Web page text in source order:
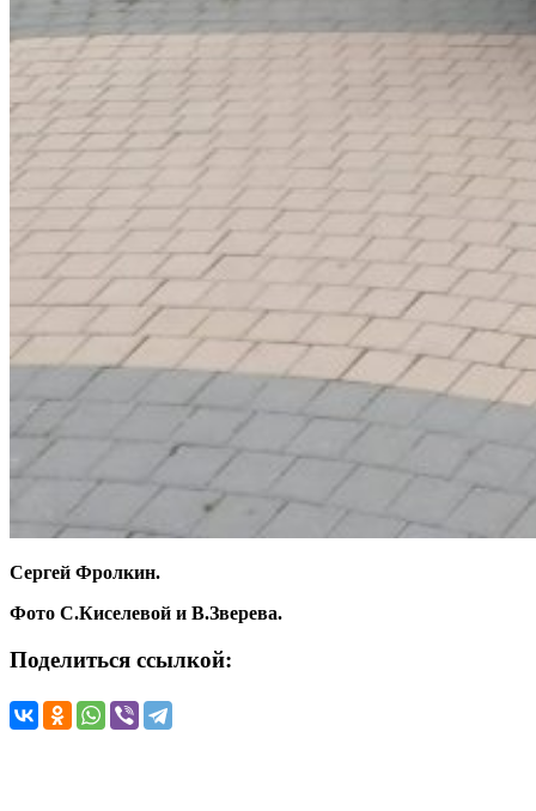
Сергей Фролкин.
Фото С.Киселевой и В.Зверева.
Поделиться ссылкой: